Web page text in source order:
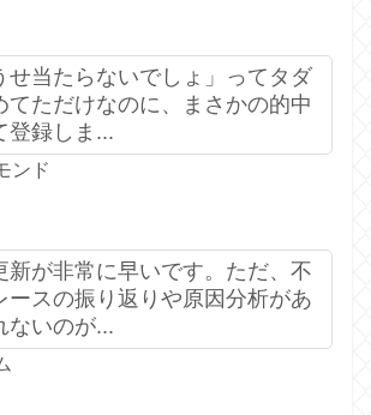
せ当たらないでしょ」ってタダ
てただけなのに、まさかの的中
登録しま...
ンド
新が非常に早いです。ただ、不
ースの振り返りや原因分析があ
ないのが...